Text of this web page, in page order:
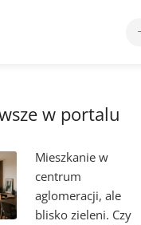
w portalu
Mieszkanie w
centrum
aglomeracji, ale
blisko zieleni. Czy